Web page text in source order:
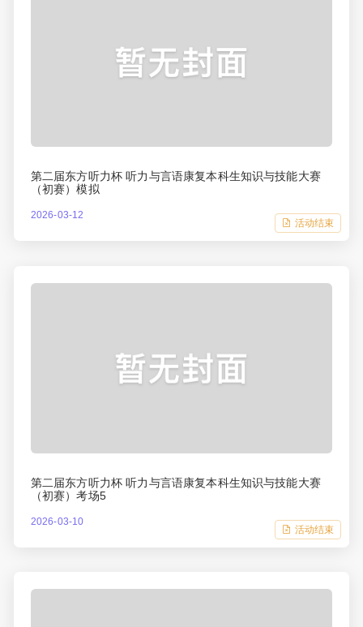
第二届东方听力杯 听力与言语康复本科生知识与技能大赛
（初赛）模拟
2026-03-12
活动结束
第二届东方听力杯 听力与言语康复本科生知识与技能大赛
（初赛）考场5
2026-03-10
活动结束